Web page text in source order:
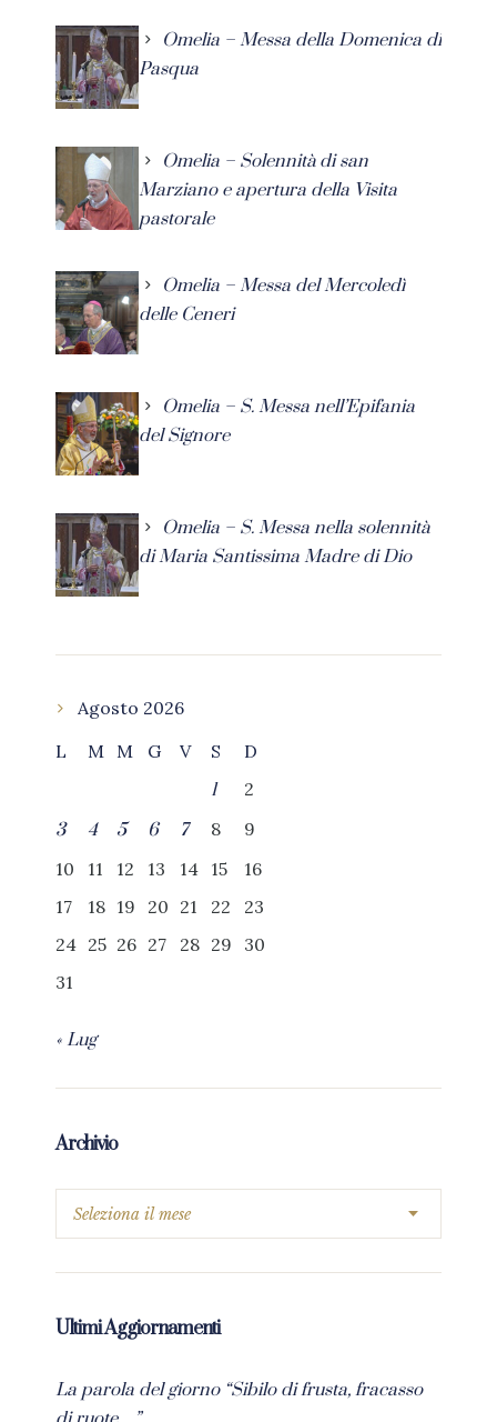
Omelia – Messa della Domenica di
Pasqua
Omelia – Solennità di san
Marziano e apertura della Visita
pastorale
Omelia – Messa del Mercoledì
delle Ceneri
Omelia – S. Messa nell’Epifania
del Signore
Omelia – S. Messa nella solennità
di Maria Santissima Madre di Dio
Agosto 2026
L
M M G V S
D
1
2
3
4 5 6 7 8
9
10
11 12 13 14 15
16
17
18 19 20 21 22
23
24 25 26 27 28 29
30
31
« Lug
Archivio
Ultimi Aggiornamenti
La parola del giorno “Sibilo di frusta, fracasso